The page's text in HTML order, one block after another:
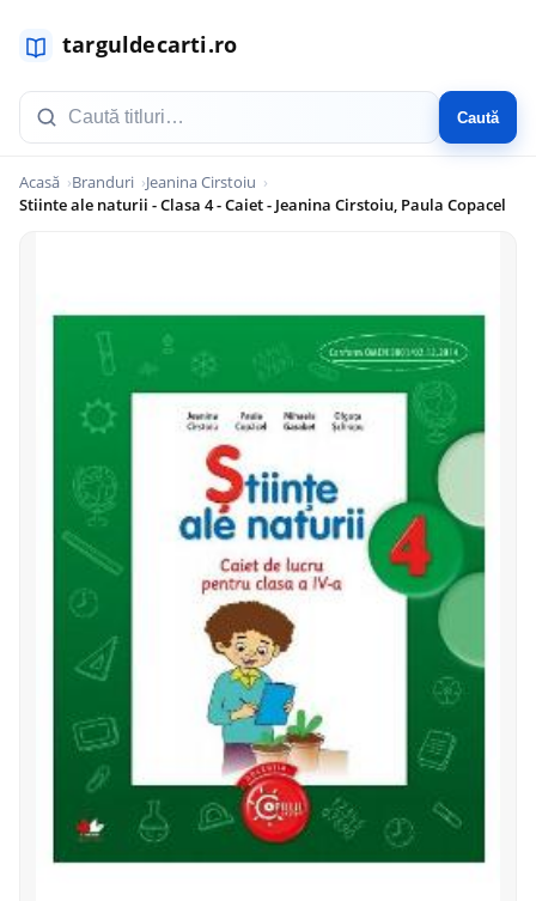
Caută
Acasă Branduri
Jeanina Cirstoiu
Stiinte ale naturii - Clasa 4 - Caiet - Jeanina Cirstoiu, Paula Copacel